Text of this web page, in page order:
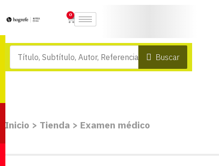
0
Buscar
Inicio > Tienda > Examen médico